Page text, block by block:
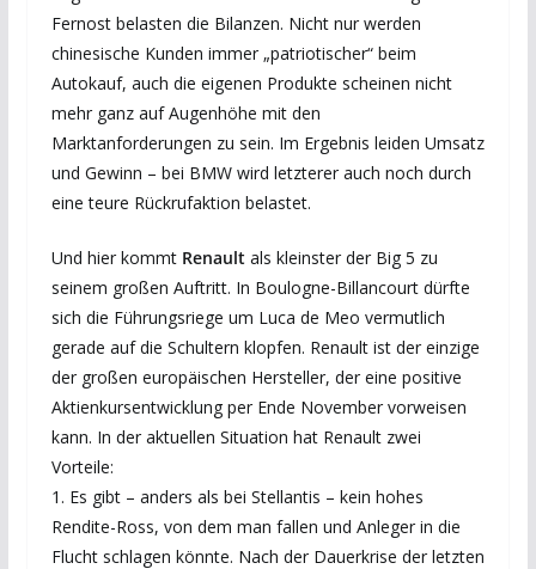
Fernost belasten die Bilanzen. Nicht nur werden
chinesische Kunden immer „patriotischer“ beim
Autokauf, auch die eigenen Produkte scheinen nicht
mehr ganz auf Augenhöhe mit den
Marktanforderungen zu sein. Im Ergebnis leiden Umsatz
und Gewinn – bei BMW wird letzterer auch noch durch
eine teure Rückrufaktion belastet.
Und hier kommt Renaultals kleinster der Big 5 zu
seinem großen Auftritt. In Boulogne-Billancourt dürfte
sich die Führungsriege um Luca de Meo vermutlich
gerade auf die Schultern klopfen. Renault ist der einzige
der großen europäischen Hersteller, der eine positive
Aktienkursentwicklung per Ende November vorweisen
kann. In der aktuellen Situation hat Renault zwei
Vorteile:
1. Es gibt – anders als bei Stellantis – kein hohes
Rendite-Ross, von dem man fallen und Anleger in die
Flucht schlagen könnte. Nach der Dauerkrise der letzten